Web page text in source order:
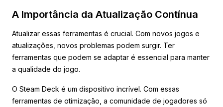
A Importância da Atualização Contínua
Atualizar essas ferramentas é crucial. Com novos jogos e
atualizações, novos problemas podem surgir. Ter
ferramentas que podem se adaptar é essencial para manter
a qualidade do jogo.
O Steam Deck é um dispositivo incrível. Com essas
ferramentas de otimização, a comunidade de jogadores só